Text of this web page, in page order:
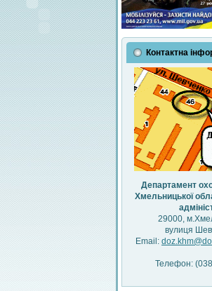
Контактна
Департамент
Хмельницької
29000,
вулиця
Email:
Телефон: